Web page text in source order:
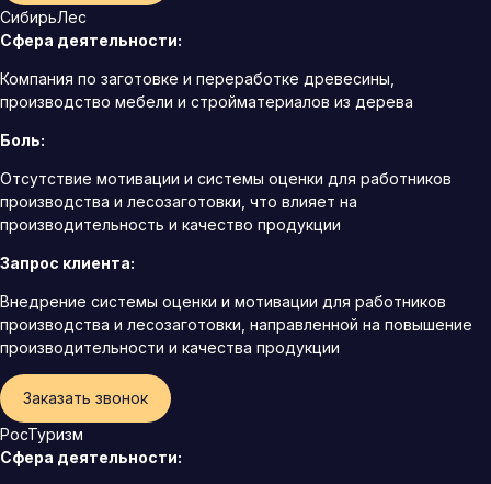
СибирьЛес
Сфера деятельности:
Компания по заготовке и переработке древесины,
производство мебели и стройматериалов из дерева
Боль:
Отсутствие мотивации и системы оценки для работников
производства и лесозаготовки, что влияет на
производительность и качество продукции
Запрос клиента:
Внедрение системы оценки и мотивации для работников
производства и лесозаготовки, направленной на повышение
производительности и качества продукции
Заказать звонок
РосТуризм
Сфера деятельности: